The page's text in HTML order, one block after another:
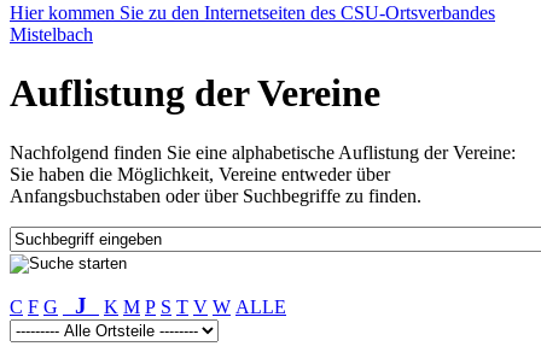
Hier kommen Sie zu den Internetseiten des CSU-Ortsverbandes
Mistelbach
Auflistung der Vereine
Nachfolgend finden Sie eine alphabetische Auflistung der Vereine:
Sie haben die Möglichkeit, Vereine entweder über
Anfangsbuchstaben oder über Suchbegriffe zu finden.
C F G J K M P S T V W ALLE